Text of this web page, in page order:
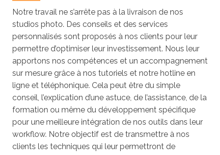
Notre travail ne s’arrête pas à la livraison de nos
studios photo. Des conseils et des services
personnalisés sont proposés à nos clients pour leur
permettre d’optimiser leur investissement. Nous leur
apportons nos compétences et un accompagnement
sur mesure grâce à nos tutoriels et notre hotline en
ligne et téléphonique. Cela peut être du simple
conseil, l’explication d’une astuce, de l’assistance, de la
formation ou même du développement spécifique
pour une meilleure intégration de nos outils dans leur
workflow. Notre objectif est de transmettre à nos
clients les techniques qui leur permettront de